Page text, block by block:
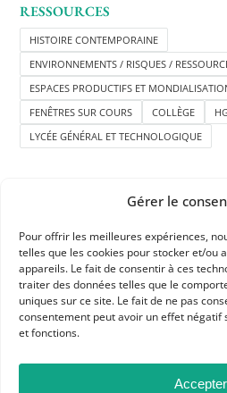
Gérer le
Pour offrir les meilleures expériences,
telles que les cookies pour stocker et/ou
appareils. Le fait de consentir à ces
traiter des données telles que le
uniques sur ce site. Le fait de ne pas
consentement peut avoir un effet
et fonctions.
Accepter
RESSOURCES
HISTOIRE CONTEMPORAINE
ENVIRONNEMENTS / RISQUES /
ESPACES PRODUCTIFS ET
FENÊTRES SUR COURS
COLLÈGE
LYCÉE GÉNÉRAL ET TECHNOLOGIQUE
Association des professeurs
BP 6541 – 75065